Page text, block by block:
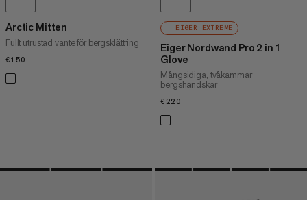
Arctic Mitten
Fullt utrustad vante för bergsklättring
€150
EIGER EXTREME
Eiger Nordwand Pro 2 in 1
Glove
Mångsidiga, tvåkammar-
bergshandskar
€220